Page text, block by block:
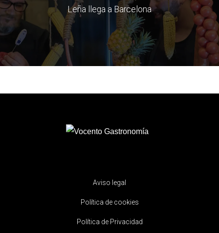
Leña llega a Barcelona
Aviso legal
Política de cookies
Política de Privacidad